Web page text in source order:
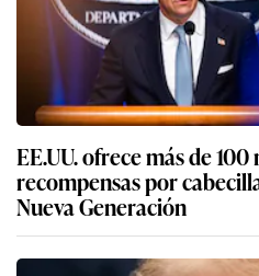
EE.UU. ofrece más de
recompensas por
Nueva Generación